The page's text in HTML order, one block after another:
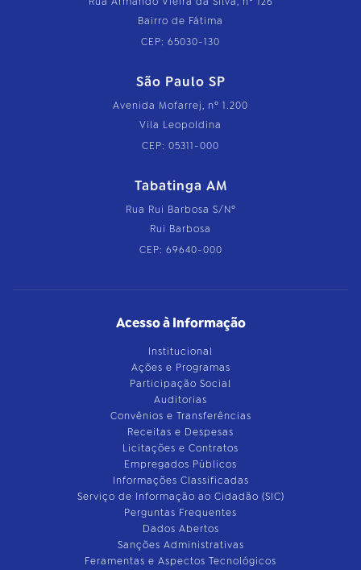
Bairro de Fátima
CEP: 65030-130
São Paulo SP
Avenida Mofarrej, nº 1.200
Vila Leopoldina
CEP: 05311-000
Tabatinga AM
Rua Rui Barbosa S/Nº
Rui Barbosa
CEP: 69640-000
Acesso à Informação
Institucional
Ações e Programas
Participação Social
Auditorias
Convênios e Transferências
Receitas e Despesas
Licitações e Contratos
Empregados Públicos
Informações Classificadas
Serviço de Informação ao Cidadão (SIC)
Perguntas Frequentes
Dados Abertos
Sanções Administrativas
Feramentas e Aspectos Tecnológicos